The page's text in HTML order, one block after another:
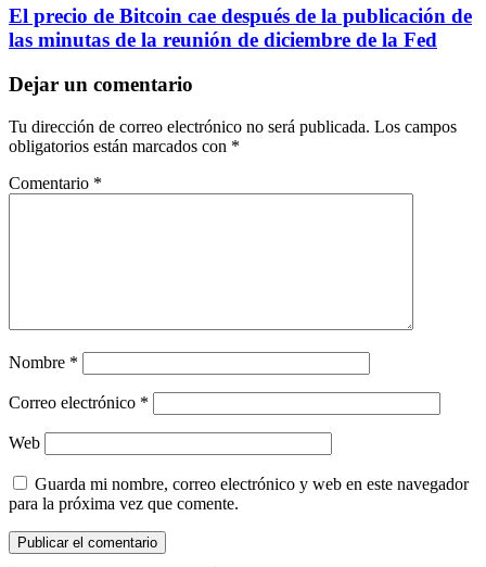
El precio de Bitcoin cae después de la publicación de
las minutas de la reunión de diciembre de la Fed
Dejar un comentario
Tu dirección de correo electrónico no será publicada. Los campos
obligatorios están marcados con *
Comentario *
Nombre *
Correo electrónico *
Web
Guarda mi nombre, correo electrónico y web en este navegador
para la próxima vez que comente.